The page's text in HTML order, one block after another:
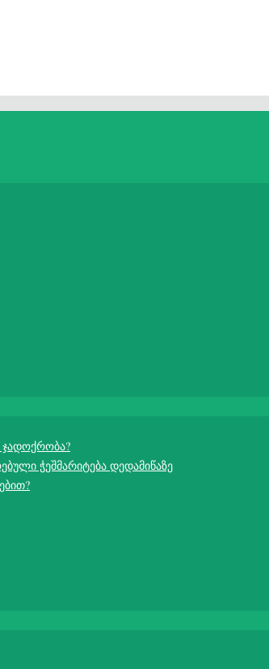
ჯადოქრობა?
ჭეშმარიტება დედამიწაზე